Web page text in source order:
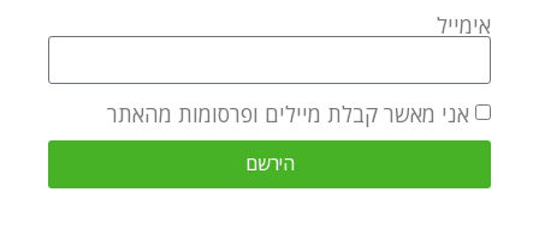
אימייל
אני מאשר קבלת מיילים ופרסומות מהאתר
הירשם